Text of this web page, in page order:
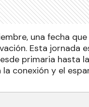
una fecha
Esta jornada
primaria hasta la
conexión y el